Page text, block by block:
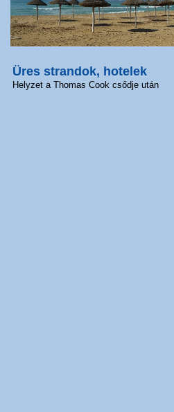
Üres strandok, hotelek
Helyzet a Thomas Cook csődje után